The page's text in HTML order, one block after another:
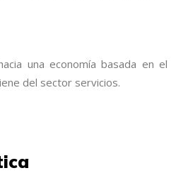
una economía basada en el
del sector servicios.